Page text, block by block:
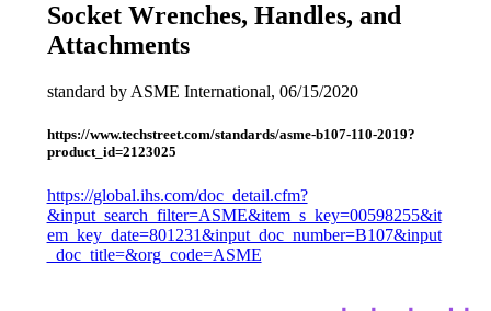
Socket Wrenches, Handles, and
Attachments
standard by ASME International, 06/15/2020
https://www.techstreet.com/standards/asme-b107-110-2019?
product_id=2123025
https://global.ihs.com/doc_detail.cfm?
&input_search_filter=ASME&item_s_key=00598255&it
em_key_date=801231&input_doc_number=B107&input
_doc_title=&org_code=ASME